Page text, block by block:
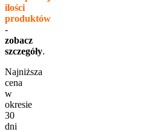
ilości
produktów
-
zobacz
szczegóły.
Najniższa
cena
w
okresie
30
dni